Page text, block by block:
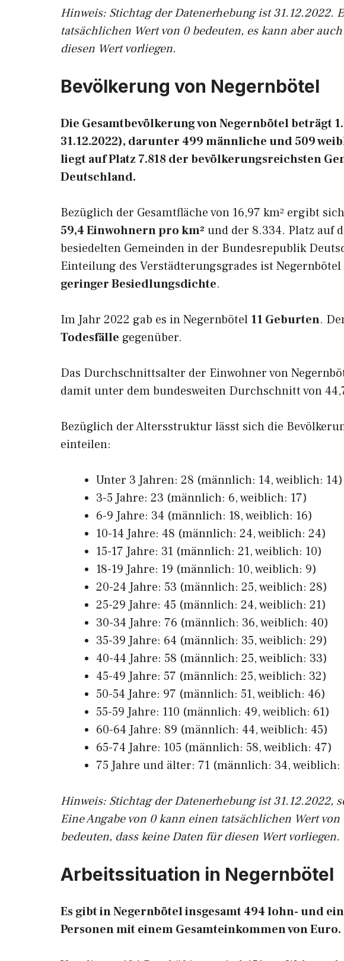
Hinweis: Stichtag der Datenerhebung ist 31.12.2022.
tatsächlichen Wert von 0 bedeuten, es kann aber
diesen Wert vorliegen.
Bevölkerung von Negernbötel
Die Gesamtbevölkerung von Negernbötel beträgt
31.12.2022), darunter 499 männliche und 509
liegt auf Platz 7.818 der bevölkerungsreichsten
Deutschland.
Bezüglich der Gesamtfläche von 16,97 km² ergibt
59,4 Einwohnern pro km² und der 8.334. Platz auf
besiedelten Gemeinden in der Bundesrepublik
Einteilung des Verstädterungsgrades ist
geringer Besiedlungsdichte.
Im Jahr 2022 gab es in Negernbötel 11 Geburten.
Todesfälle gegenüber.
Das Durchschnittsalter der Einwohner von
damit unter dem bundesweiten Durchschnitt von
Bezüglich der Altersstruktur lässt sich die
einteilen:
Unter 3 Jahren: 28 (männlich: 14, weiblich: 14)
3-5 Jahre: 23 (männlich: 6, weiblich: 17)
6-9 Jahre: 34 (männlich: 18, weiblich: 16)
10-14 Jahre: 48 (männlich: 24, weiblich: 24)
15-17 Jahre: 31 (männlich: 21, weiblich: 10)
18-19 Jahre: 19 (männlich: 10, weiblich: 9)
20-24 Jahre: 53 (männlich: 25, weiblich: 28)
25-29 Jahre: 45 (männlich: 24, weiblich: 21)
30-34 Jahre: 76 (männlich: 36, weiblich: 40)
35-39 Jahre: 64 (männlich: 35, weiblich: 29)
40-44 Jahre: 58 (männlich: 25, weiblich: 33)
45-49 Jahre: 57 (männlich: 25, weiblich: 32)
50-54 Jahre: 97 (männlich: 51, weiblich: 46)
55-59 Jahre: 110 (männlich: 49, weiblich: 61)
60-64 Jahre: 89 (männlich: 44, weiblich: 45)
65-74 Jahre: 105 (männlich: 58, weiblich: 47)
75 Jahre und älter: 71 (männlich: 34, weiblich:
Hinweis: Stichtag der Datenerhebung ist 31.12.2022,
Eine Angabe von 0 kann einen tatsächlichen Wert
bedeuten, dass keine Daten für diesen Wert vorliegen.
Arbeitssituation in Negernbötel
Es gibt in Negernbötel insgesamt 494 lohn- und
Personen mit einem Gesamteinkommen von Euro.